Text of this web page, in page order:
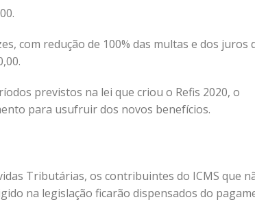
com redução de 100% das multas e dos juros
previstos na lei que criou o Refis 2020, o
para usufruir dos novos benefícios.
Tributárias, os contribuintes do ICMS que
na legislação ficarão dispensados do